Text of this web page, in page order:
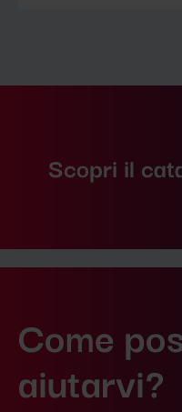
Scopri il
Come
aiutarvi?